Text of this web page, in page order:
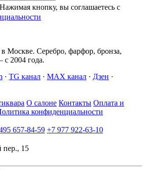
Нажимая кнопку, вы соглашаетесь с
Москве. Серебро, фарфор, бронза,
2004 года.
· TG канал · MAX канал · Дзен ·
О салоне Контакты Оплата и
конфиденциальности
657-84-59 +7 977 922-63-10
пер., 15